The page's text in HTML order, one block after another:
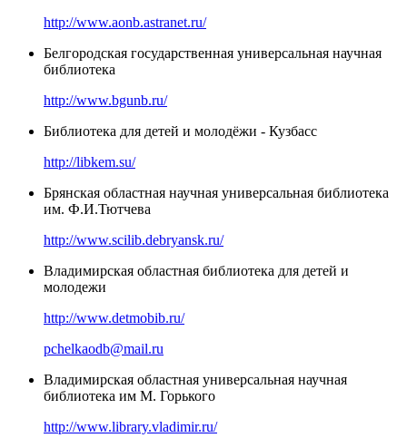
http://www.aonb.astranet.ru/
Белгородская государственная универсальная научная
библиотека
http://www.bgunb.ru/
Библиотека для детей и молодёжи - Кузбасс
http://libkem.su/
Брянская областная научная универсальная библиотека
им. Ф.И.Тютчева
http://www.scilib.debryansk.ru/
Владимирская областная библиотека для детей и
молодежи
http://www.detmobib.ru/
pchelkaodb@mail.ru
Владимирская областная универсальная научная
библиотека им М. Горького
http://www.library.vladimir.ru/